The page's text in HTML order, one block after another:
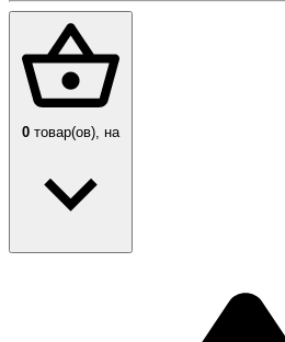
0 товар(ов), на